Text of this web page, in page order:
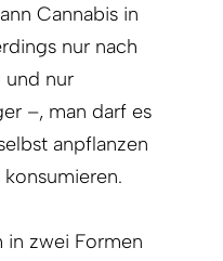
Cannabis in
nur nach
und nur
–, man darf es
anpflanzen
in zwei Formen